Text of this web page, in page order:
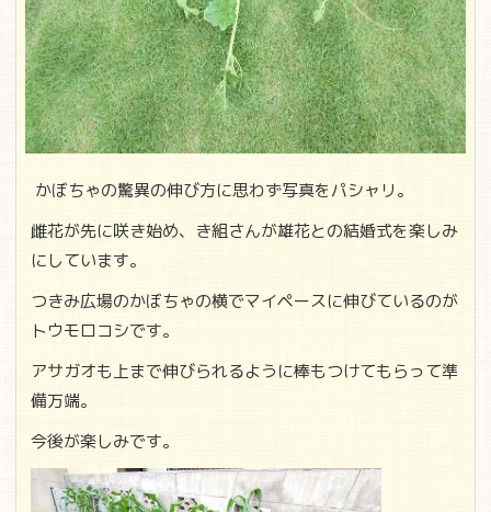
かぼちゃの驚異の伸び方に思わず写真をパシャリ。
雌花が先に咲き始め、き組さんが雄花との結婚式を楽しみ
にしています。
つきみ広場のかぼちゃの横でマイペースに伸びているのが
トウモロコシです。
アサガオも上まで伸びられるように棒もつけてもらって準
備万端。
今後が楽しみです。